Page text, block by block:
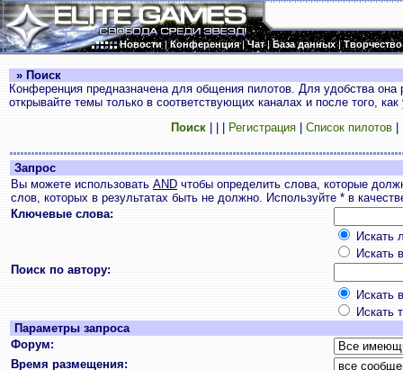
Новости|Конференция|Чат|База данных|Творчество
» Поиск
Конференция предназначена для общения пилотов. Для удобства
открывайте темы только в соответствующих каналах и после того,
Поиск
Регистрация Список пилотов
Запрос
Вы можете использовать AND чтобы определить слова, которые
слов, которых в результатах быть не должно. Используйте * в
Ключевые слова:
Искать
Искать
Поиск по автору:
Искать
Искать
Параметры запроса
Форум:
Время размещения: